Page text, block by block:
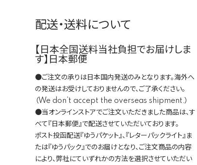
配送・送料について
【日本全国送料当社負担でお届けしま
す】日本郵便
●ご注文の承りは日本国内発送のみとなります。海外へ
の発送はお受けしておりませんので、ご了承ください。
（We don’t accept the overseas shipment.）
●当オンラインストアでご注文いただきました商品は、す
べて『日本郵便』で配送させていただいております。
ポスト投函配送『ゆうパケット』、『レターパックライト』ま
たは『ゆうパック』でのお届けとなり、ご注文商品の内容
により、弊社にていずれかの方法を選択させていただい